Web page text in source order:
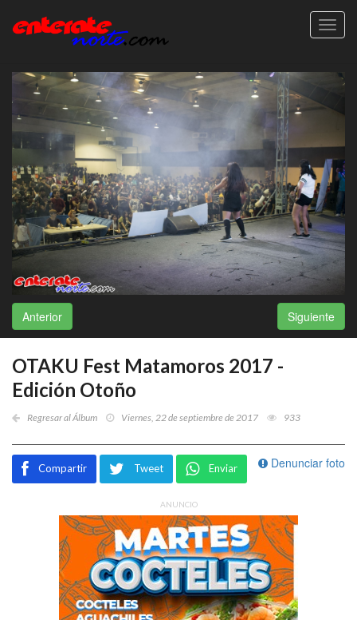
Anterior Siguiente
OTAKU Fest Matamoros 2017 -
Edición Otoño
Regresar al Álbum Viernes, 22 de septiembre de 2017 933
Denunciar foto
Compartir Tweet Enviar
ANUNCIO